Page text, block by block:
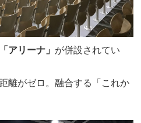
「アリーナ」 が併設されてい
離がゼロ。融合する「これか